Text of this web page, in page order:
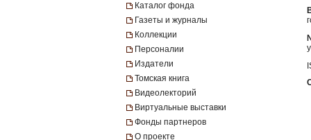
Каталог фонда
Газеты и журналы
Коллекции
Персоналии
Издатели
Томская книга
Видеолекторий
Виртуальные выставки
Фонды партнеров
О проекте